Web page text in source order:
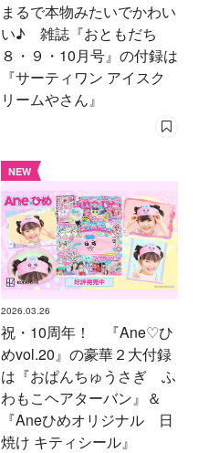
まるで本物みたいでかわい
い♪ 雑誌『おともだち
８・９・10月号』の付録は
『サーティワン アイスク
リームやさん』
NEW
2026.03.26
祝・10周年！ 『Ane♡ひ
めvol.20』の豪華２大付録
は『おぱんちゅうさぎ ふ
わもこヘアターバン』＆
『Aneひめオリジナル 日
焼け キティシール』